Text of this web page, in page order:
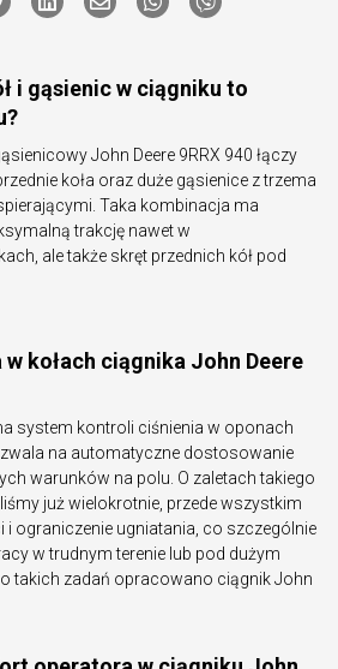
i gąsienic w ciągniku to
John Deere 9RRX 940 łączy
koła oraz duże gąsienice z trzema
Taka kombinacja ma
trakcję nawet w
ale także skręt przednich kół pod
kołach ciągnika John Deere
system kontroli ciśnienia w oponach
na automatyczne dostosowanie
warunków na polu. O zaletach takiego
już wielokrotnie, przede wszystkim
ograniczenie ugniatania, co szczególnie
w trudnym terenie lub pod dużym
takich zadań opracowano ciągnik John